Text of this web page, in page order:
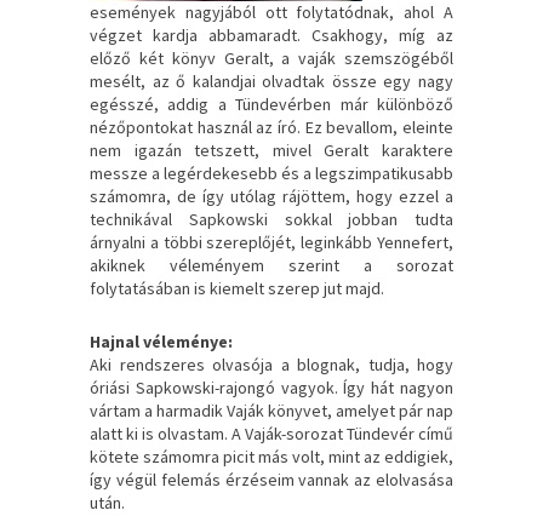
események nagyjából ott folytatódnak, ahol A
végzet kardja abbamaradt. Csakhogy, míg az
előző két könyv Geralt, a vaják szemszögéből
mesélt, az ő kalandjai olvadtak össze egy nagy
egésszé, addig a Tündevérben már különböző
nézőpontokat használ az író. Ez bevallom, eleinte
nem igazán tetszett, mivel Geralt karaktere
messze a legérdekesebb és a legszimpatikusabb
számomra, de így utólag rájöttem, hogy ezzel a
technikával Sapkowski sokkal jobban tudta
árnyalni a többi szereplőjét, leginkább Yennefert,
akiknek véleményem szerint a sorozat
folytatásában is kiemelt szerep jut majd.
Hajnal véleménye:
Aki rendszeres olvasója a blognak, tudja, hogy
óriási Sapkowski-rajongó vagyok. Így hát nagyon
vártam a harmadik Vaják könyvet, amelyet pár nap
alatt ki is olvastam. A Vaják-sorozat Tündevér című
kötete számomra picit más volt, mint az eddigiek,
így végül felemás érzéseim vannak az elolvasása
után.